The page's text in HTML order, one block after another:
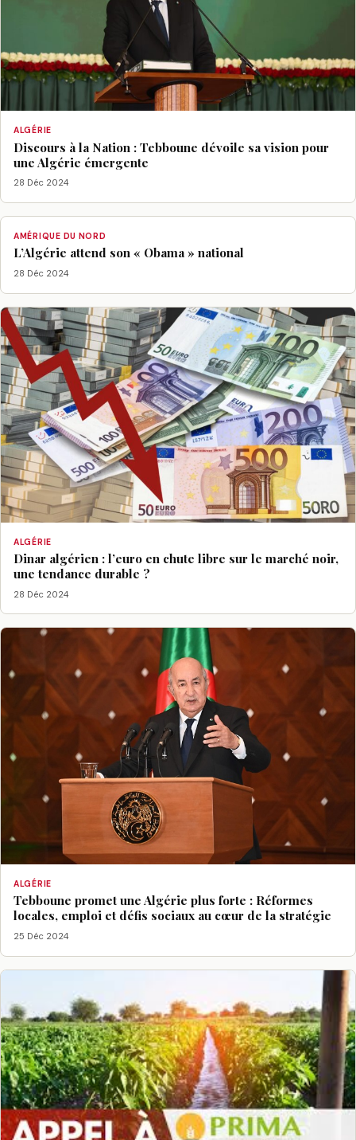
ALGÉRIE
Discours à la Nation : Tebboune dévoile sa vision pour
une Algérie émergente
28 Déc 2024
AMÉRIQUE DU NORD
L’Algérie attend son « Obama » national
28 Déc 2024
ALGÉRIE
Dinar algérien : l’euro en chute libre sur le marché noir,
une tendance durable ?
28 Déc 2024
ALGÉRIE
Tebboune promet une Algérie plus forte : Réformes
locales, emploi et défis sociaux au cœur de la stratégie
25 Déc 2024